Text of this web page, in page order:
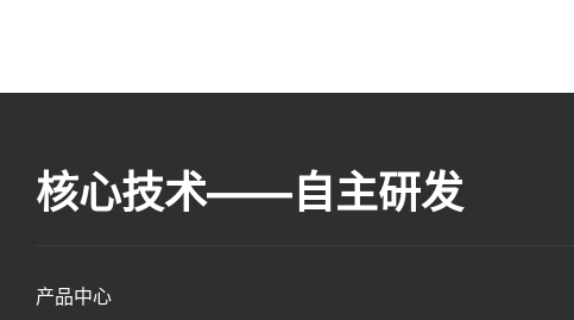
核心技术——自主研发
产品中心